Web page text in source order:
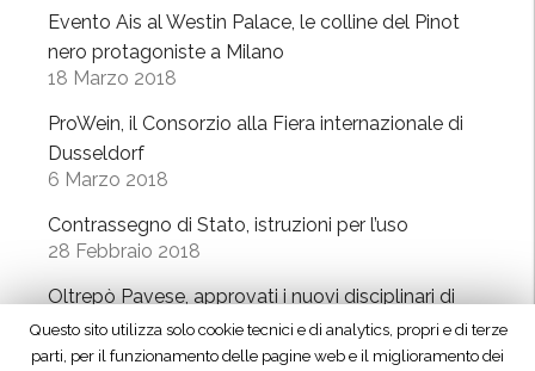
r
a
z
n
e
”
t
e
o
n
a
i
Evento Ais al Westin Palace, le colline del Pinot
nero protagoniste a Milano
18 Marzo 2018
ProWein, il Consorzio alla Fiera internazionale di
Dusseldorf
6 Marzo 2018
Contrassegno di Stato, istruzioni per l’uso
28 Febbraio 2018
Oltrepò Pavese, approvati i nuovi disciplinari di
produzione
23 Febbraio 2018
Questo sito utilizza solo cookie tecnici e di analytics, propri e di terze
parti, per il funzionamento delle pagine web e il miglioramento dei